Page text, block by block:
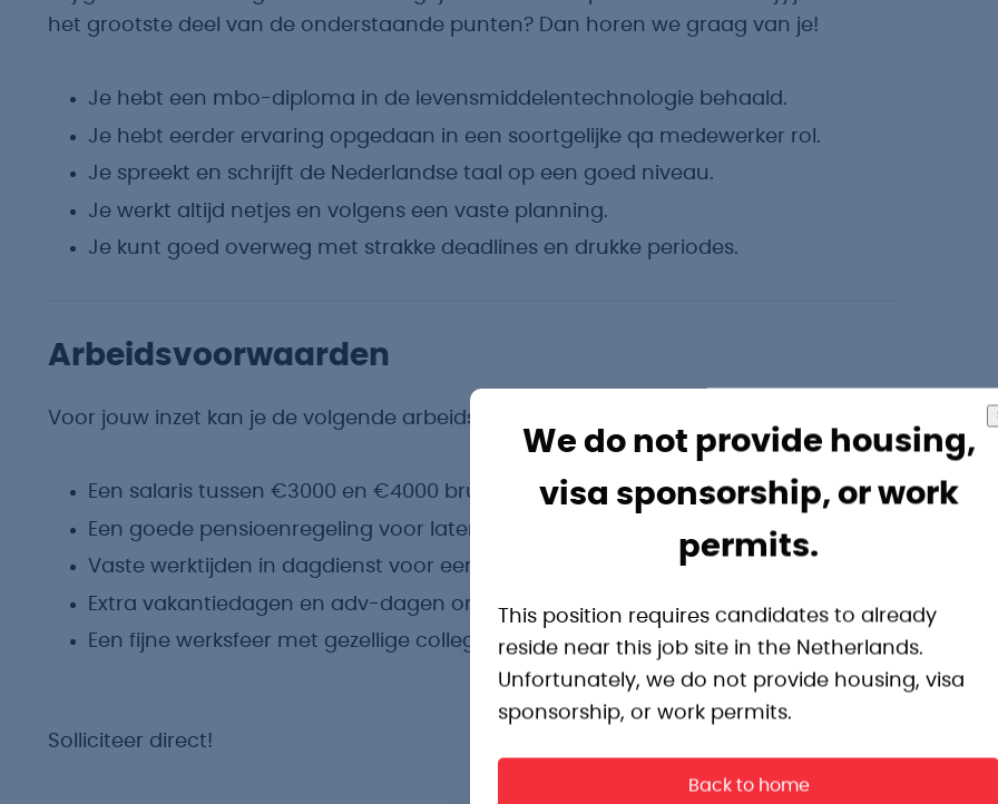
We do not provide housing,
visa sponsorship, or work
permits.
This position requires candidates to already
reside near this job site in the Netherlands.
Unfortunately, we do not provide housing, visa
sponsorship, or work permits.
Back to home
het grootste deel van de onderstaande punten? Dan horen we graag van je!
Je hebt een mbo-diploma in de levensmiddelentechnologie behaald.
Je hebt eerder ervaring opgedaan in een soortgelijke qa medewerker rol.
Je spreekt en schrijft de Nederlandse taal op een goed niveau.
Je werkt altijd netjes en volgens een vaste planning.
Je kunt goed overweg met strakke deadlines en drukke periodes.
Arbeidsvoorwaarden
Voor jouw inzet kan je de volgende arbeidsvoorwaarden verwachten:
Een salaris tussen €3000 en €4000 bruto per maand.
Een goede pensioenregeling voor later.
Vaste werktijden in dagdienst voor een goede balans.
Extra vakantiedagen en adv-dagen om lekker uit te rusten.
Een fijne werksfeer met gezellige collega's om mee samen te werken.
Solliciteer direct!